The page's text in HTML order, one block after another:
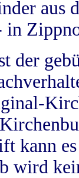
aus
der
kann
wird